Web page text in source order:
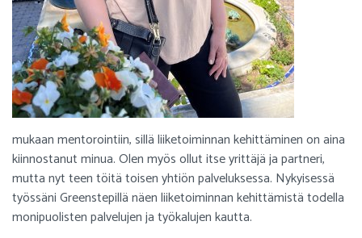
mukaan mentorointiin, sillä liiketoiminnan kehittäminen on aina
kiinnostanut minua. Olen myös ollut itse yrittäjä ja partneri,
mutta nyt teen töitä toisen yhtiön palveluksessa. Nykyisessä
työssäni Greenstepillä näen liiketoiminnan kehittämistä todella
monipuolisten palvelujen ja työkalujen kautta.